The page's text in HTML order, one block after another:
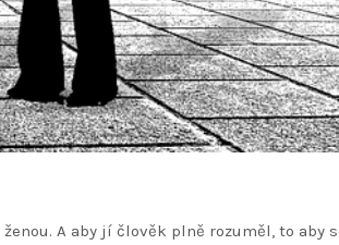
A aby jí člověk plně rozuměl, to aby